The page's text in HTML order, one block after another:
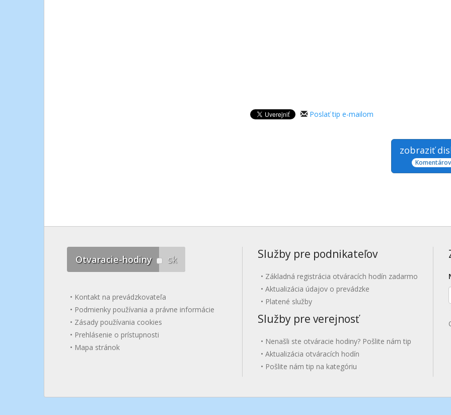
Poslať tip e-mailom
zobraziť
Otvaracie-hodiny sk
Kontakt na prevádzkovateľa
Podmienky používania a právne informácie
Zásady používania cookies
Prehlásenie o prístupnosti
Mapa stránok
Služby pre podnikateľov
Základná registrácia otváracích hodín zadarmo
Aktualizácia údajov o prevádzke
Platené služby
Služby pre verejnosť
Nenašli ste otváracie hodiny? Pošlite nám tip
Aktualizácia otváracích hodín
Pošlite nám tip na kategóriu
E-